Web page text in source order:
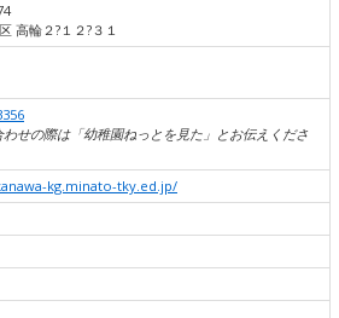
高輪２?１２?３１
せの際は「幼稚園ねっとを見た」とお伝えくださ
kg.minato-tky.ed.jp/